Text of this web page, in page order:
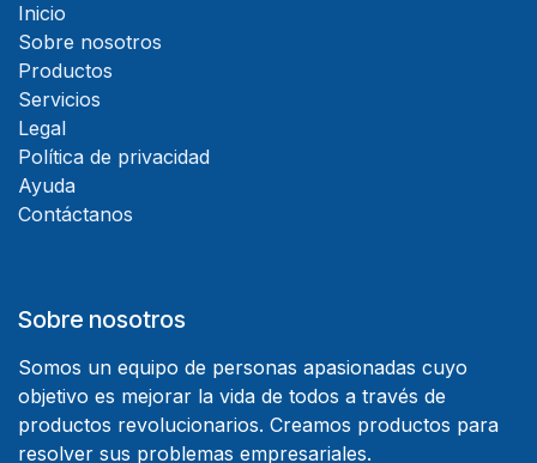
Inicio
Sobre nosotros
Productos
Servicios
Legal
Política de privacidad
Ayuda
Contáctanos
Sobre nosotros
Somos un equipo de personas apasionadas cuyo
objetivo es mejorar la vida de todos a través de
productos revolucionarios. Creamos productos para
resolver sus problemas empresariales.